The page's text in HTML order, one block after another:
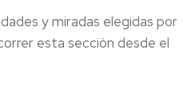
y miradas elegidas por
esta sección desde el